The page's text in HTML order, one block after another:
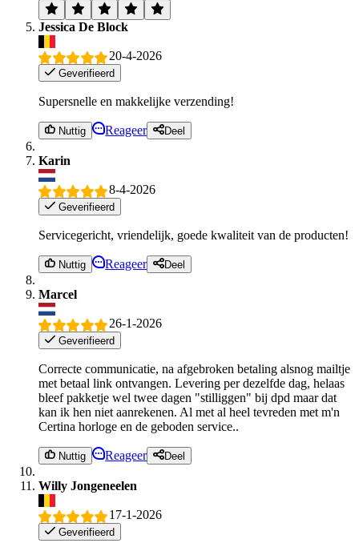
Jessica De Block
20-4-2026
Geverifieerd
Supersnelle en makkelijke verzending!
Nuttig Reageer Deel
Karin
8-4-2026
Geverifieerd
Servicegericht, vriendelijk, goede kwaliteit van de producten!
Nuttig Reageer Deel
Marcel
26-1-2026
Geverifieerd
Correcte communicatie, na afgebroken betaling alsnog mailtje
met betaal link ontvangen. Levering per dezelfde dag, helaas
bleef pakketje wel twee dagen "stilliggen" bij dpd maar dat
kan ik hen niet aanrekenen. Al met al heel tevreden met m'n
Certina horloge en de geboden service..
Nuttig Reageer Deel
Willy Jongeneelen
17-1-2026
Geverifieerd